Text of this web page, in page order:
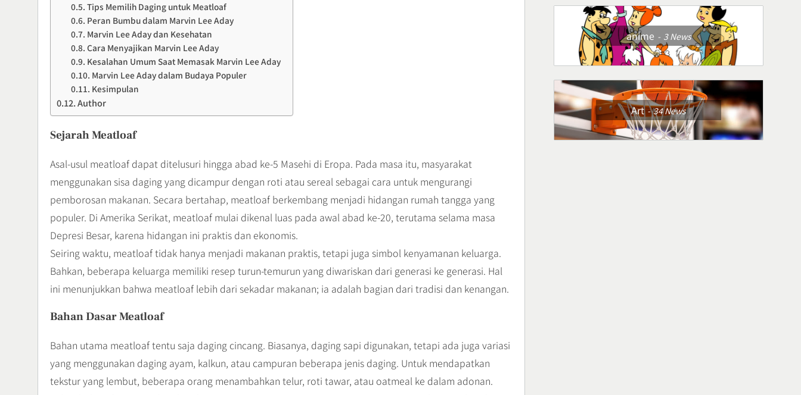
Tips Memilih Daging untuk Meatloaf
Peran Bumbu dalam Marvin Lee Aday
Marvin Lee Aday dan Kesehatan
Cara Menyajikan Marvin Lee Aday
Kesalahan Umum Saat Memasak Marvin Lee Aday
Marvin Lee Aday dalam Budaya Populer
Kesimpulan
Author
Sejarah Meatloaf
Asal-usul meatloaf dapat ditelusuri hingga abad ke-5 Masehi di Eropa. Pada masa itu, masyarakat
menggunakan sisa daging yang dicampur dengan roti atau sereal sebagai cara untuk mengurangi
pemborosan makanan. Secara bertahap, meatloaf berkembang menjadi hidangan rumah tangga yang
populer. Di Amerika Serikat, meatloaf mulai dikenal luas pada awal abad ke-20, terutama selama masa
Depresi Besar, karena hidangan ini praktis dan ekonomis.
Seiring waktu, meatloaf tidak hanya menjadi makanan praktis, tetapi juga simbol kenyamanan keluarga.
Bahkan, beberapa keluarga memiliki resep turun-temurun yang diwariskan dari generasi ke generasi. Hal
ini menunjukkan bahwa meatloaf lebih dari sekadar makanan; ia adalah bagian dari tradisi dan kenangan.
Bahan Dasar Meatloaf
Bahan utama meatloaf tentu saja daging cincang. Biasanya, daging sapi digunakan, tetapi ada juga variasi
yang menggunakan daging ayam, kalkun, atau campuran beberapa jenis daging. Untuk mendapatkan
tekstur yang lembut, beberapa orang menambahkan telur, roti tawar, atau oatmeal ke dalam adonan.
anime 3News
Art 34News